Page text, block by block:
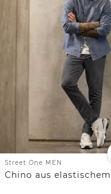
Street One MEN